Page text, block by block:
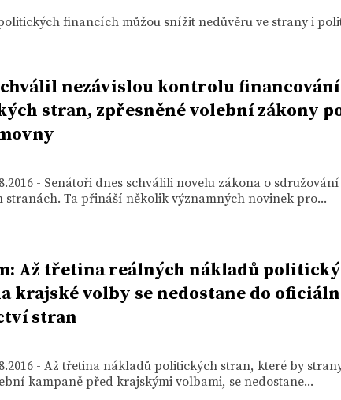
financích můžou snížit nedůvěru ve strany i
nezávislou kontrolu financování
stran, zpřesněné volební zákony
- Senátoři dnes schválili novelu zákona o
stranách. Ta přináší několik významných novinek pro...
Až třetina reálných nákladů
krajské volby se nedostane do
stran
- Až třetina nákladů politických stran, které by
kampaně před krajskými volbami, se nedostane...